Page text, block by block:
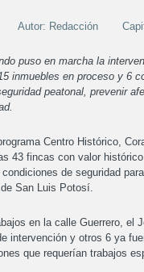
Autor: Redacción
puso en marcha la
inmuebles en proceso y 6
peatonal, prevenir
Centro Histórico,
43 fincas con valor
de seguridad
San Luis Potosí.
en la calle Guerrero, el
intervención y otros 6 ya
que requerían trabajos